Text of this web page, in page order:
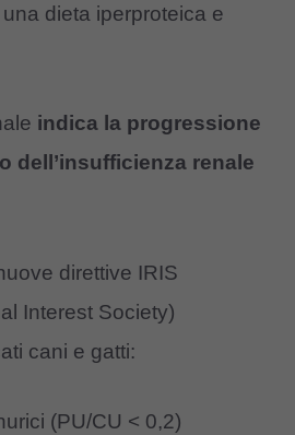
dieta iperproteica e
indica la progressione
dell’insufficienza renale
direttive IRIS
Interest Society)
cani e gatti:
(PU/CU < 0,2)